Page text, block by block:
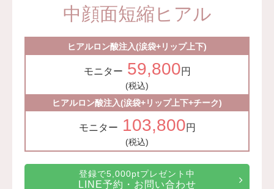
しくはうつ気質の方
費用：10mg1箱16,300円(税込)
20mg1箱 27,300円(税込)
血液検査2,200円(税込)
監修医：A CLINIC 統括院長 医師 山田 哲雄
中顔面短縮ヒアル
ヒアルロン酸注入(涙袋+リップ上下)
モニター 59,800円
(税込)
ヒアルロン酸注入(涙袋+リップ上下+チーク)
モニター 103,800円
(税込)
登録で5,000ptプレゼント中
LINE予約・お問い合わせ